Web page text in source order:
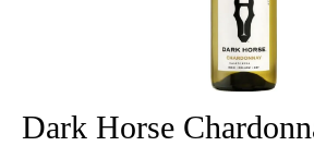
Dark Horse